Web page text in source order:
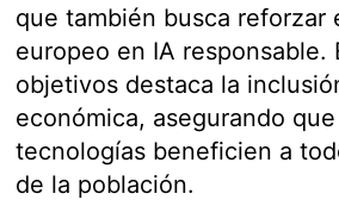
que también busca reforzar
europeo en IA responsable.
objetivos destaca la
económica, asegurando
tecnologías beneficien a
de la población.